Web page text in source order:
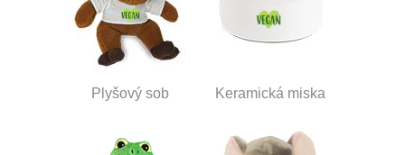
Plyšový sob Keramická miska